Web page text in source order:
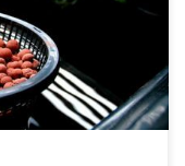
negatywne skutki